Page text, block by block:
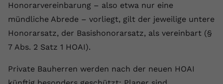
Honorarvereinbarung – also etwa nur eine
mündliche Abrede – vorliegt, gilt der jeweilige untere
Honorarsatz, der Basishonorarsatz, als vereinbart (§
7 Abs. 2 Satz 1 HOAI).
Private Bauherren werden nach der neuen HOAI
Anbieter Youtube.com
Zweck
Dieser von YouTube gesetzte Cookie
Daten darüber zu speichern, welche
Videos von YouTube der Nutzer